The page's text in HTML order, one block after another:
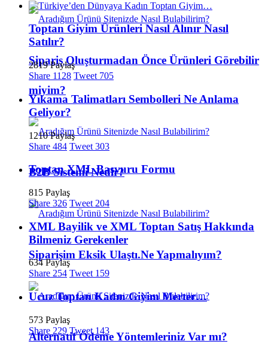
Sipariş Oluşturmadan Önce Ürünleri Görebilir
miyim?
B2B Sistemi Nedir?
Siparişim Eksik Ulaştı.Ne Yapmalıyım?
Alternatif Ödeme Yöntemleriniz Var mı?
Toptan Giyim Ürünleri Nasıl Alınır Nasıl
Satılır?
2819 Paylaş
Share 1128 Tweet 705
Yıkama Talimatları Sembolleri Ne Anlama
Geliyor?
1210 Paylaş
Share 484 Tweet 303
Toptan XML Başvuru Formu
815 Paylaş
Share 326 Tweet 204
XML Bayilik ve XML Toptan Satış Hakkında
Bilmeniz Gerekenler
634 Paylaş
Share 254 Tweet 159
Ucuz Toptan Kadın Giyim Merter…
573 Paylaş
Share 229 Tweet 143